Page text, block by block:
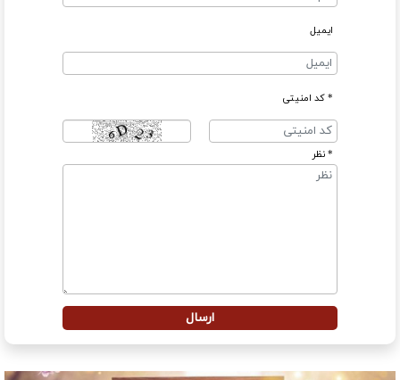
ایمیل
* کد امنیتی
* نظر